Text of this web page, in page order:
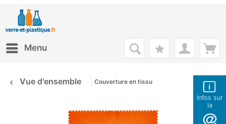
Infos sur
la
boutique
Menu
Vue d'ensemble Couverture en tissu